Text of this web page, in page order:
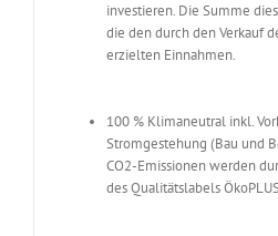
investieren. Die Summe
die den durch den Verkauf
erzielten Einnahmen.
100 % Klimaneutral inkl.
Stromgestehung (Bau und
CO2-Emissionen werden
des Qualitätslabels